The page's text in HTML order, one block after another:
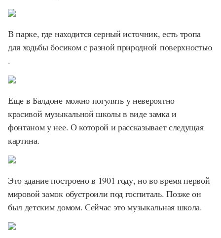
В парке, где находится серный источник, есть тропа
для ходьбы босиком с разной природной поверхностью
.
Еще в Балдоне можно погулять у невероятно
красивой музыкальной школы в виде замка и
фонтаном у нее. О которой и рассказывает следущая
картина.
Это здание построено в 1901 году, но во время первой
мировой замок обустроили под госпиталь. Позже он
был детским домом. Сейчас это музыкальная школа.